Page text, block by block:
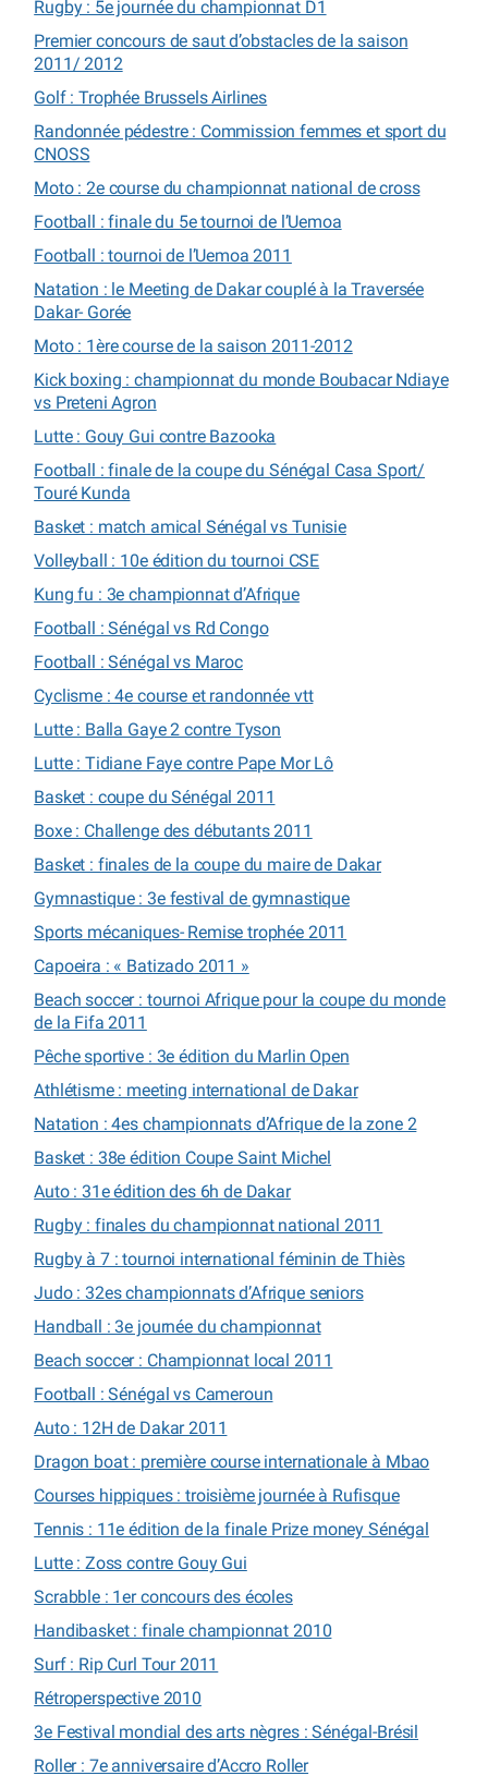
Rugby : 5e journée du championnat D1
Premier concours de saut d’obstacles de la saison
2011/ 2012
Golf : Trophée Brussels Airlines
Randonnée pédestre : Commission femmes et sport du
CNOSS
Moto : 2e course du championnat national de cross
Football : finale du 5e tournoi de l’Uemoa
Football : tournoi de l’Uemoa 2011
Natation : le Meeting de Dakar couplé à la Traversée
Dakar- Gorée
Moto : 1ère course de la saison 2011-2012
Kick boxing : championnat du monde Boubacar Ndiaye
vs Preteni Agron
Lutte : Gouy Gui contre Bazooka
Football : finale de la coupe du Sénégal Casa Sport/
Touré Kunda
Basket : match amical Sénégal vs Tunisie
Volleyball : 10e édition du tournoi CSE
Kung fu : 3e championnat d’Afrique
Football : Sénégal vs Rd Congo
Football : Sénégal vs Maroc
Cyclisme : 4e course et randonnée vtt
Lutte : Balla Gaye 2 contre Tyson
Lutte : Tidiane Faye contre Pape Mor Lô
Basket : coupe du Sénégal 2011
Boxe : Challenge des débutants 2011
Basket : finales de la coupe du maire de Dakar
Gymnastique : 3e festival de gymnastique
Sports mécaniques- Remise trophée 2011
Capoeira : « Batizado 2011 »
Beach soccer : tournoi Afrique pour la coupe du monde
de la Fifa 2011
Pêche sportive : 3e édition du Marlin Open
Athlétisme : meeting international de Dakar
Natation : 4es championnats d’Afrique de la zone 2
Basket : 38e édition Coupe Saint Michel
Auto : 31e édition des 6h de Dakar
Rugby : finales du championnat national 2011
Rugby à 7 : tournoi international féminin de Thiès
Judo : 32es championnats d’Afrique seniors
Handball : 3e journée du championnat
Beach soccer : Championnat local 2011
Football : Sénégal vs Cameroun
Auto : 12H de Dakar 2011
Dragon boat : première course internationale à Mbao
Courses hippiques : troisième journée à Rufisque
Tennis : 11e édition de la finale Prize money Sénégal
Lutte : Zoss contre Gouy Gui
Scrabble : 1er concours des écoles
Handibasket : finale championnat 2010
Surf : Rip Curl Tour 2011
Rétroperspective 2010
3e Festival mondial des arts nègres : Sénégal-Brésil
Roller : 7e anniversaire d’Accro Roller